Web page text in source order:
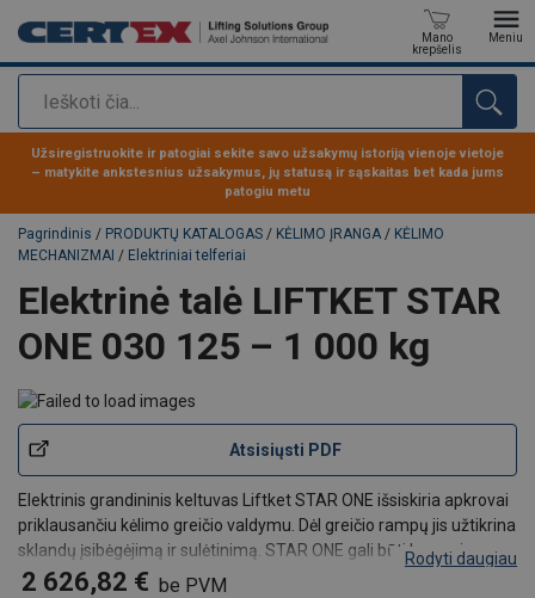
Paieška
Mano
krepšelis
Meniu
Produktas buvo pridėtas prie jūsų užklausos
Užsiregistruokite ir patogiai sekite savo užsakymų istoriją vienoje vietoje
– matykite ankstesnius užsakymus, jų statusą ir sąskaitas bet kada jums
patogiu metu
Pagrindinis / PRODUKTŲ KATALOGAS / KĖLIMO ĮRANGA / KĖLIMO
MECHANIZMAI / Elektriniai telferiai
Elektrinė talė LIFTKET STAR
ONE 030 125 – 1 000 kg
Atsisiųsti PDF
Elektrinis grandininis keltuvas Liftket STAR ONE išsiskiria apkrovai
priklausančiu kėlimo greičio valdymu. Dėl greičio rampų jis užtikrina
sklandų įsibėgėjimą ir sulėtinimą. STAR ONE gali būti lengvai
prijungtas prie bet kurio vienfazio tinklo, kurio įtampa 110–240 V ir
Rodyti daugiau
2 626,82 € be PVM